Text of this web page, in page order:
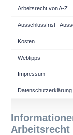
Arbeitsrecht von A-Z
Ausschlussfrist -
Kosten
Webtipps
Impressum
Datenschutzerklärung
Arbeitsrecht